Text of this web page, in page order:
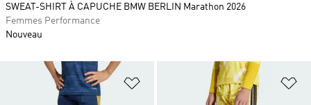
Ajouter à la Liste de produits
SWEAT-SHIRT À CAPUCHE BMW BERLIN Marathon 2026
Femmes Performance
Nouveau